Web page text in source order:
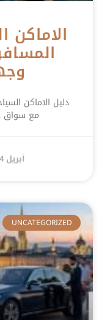
الاماكن
دليل الاماكن
مع سواق عربي
أبريل 24, 2026
UNCATEGORIZED